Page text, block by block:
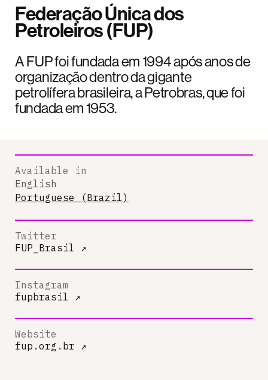
Federação Única dos
Petroleiros (FUP)
A FUP foi fundada em 1994 após anos de
organização dentro da gigante
petrolífera brasileira, a Petrobras, que foi
fundada em 1953.
Available in
English
Portuguese (Brazil)
Twitter
FUP_Brasil ↗
Instagram
fupbrasil ↗
Website
fup.org.br ↗